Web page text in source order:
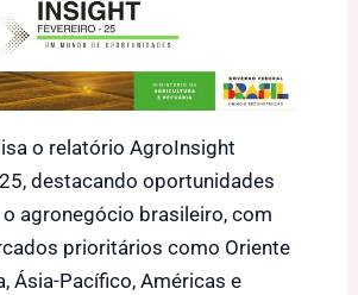
o relatório AgroInsight
destacando oportunidades
agronegócio brasileiro, com
prioritários como Oriente
Ásia-Pacífico, Américas e